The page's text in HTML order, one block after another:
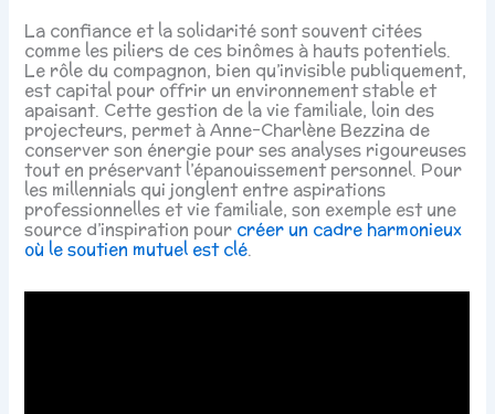
La confiance et la solidarité sont souvent citées
comme les piliers de ces binômes à hauts potentiels.
Le rôle du compagnon, bien qu’invisible publiquement,
est capital pour offrir un environnement stable et
apaisant. Cette gestion de la vie familiale, loin des
projecteurs, permet à Anne-Charlène Bezzina de
conserver son énergie pour ses analyses rigoureuses
tout en préservant l’épanouissement personnel. Pour
les millennials qui jonglent entre aspirations
professionnelles et vie familiale, son exemple est une
source d’inspiration pour créer un cadre harmonieux
où le soutien mutuel est clé.